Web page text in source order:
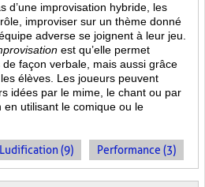
d’une improvisation hybride, les
improviser sur un thème donné
adverse se joignent à leur jeu.
est qu’elle permet
façon verbale, mais aussi grâce
élèves. Les joueurs peuvent
idées par le mime, le chant ou par
en utilisant le comique ou le
Ludification (9) Performance (3)